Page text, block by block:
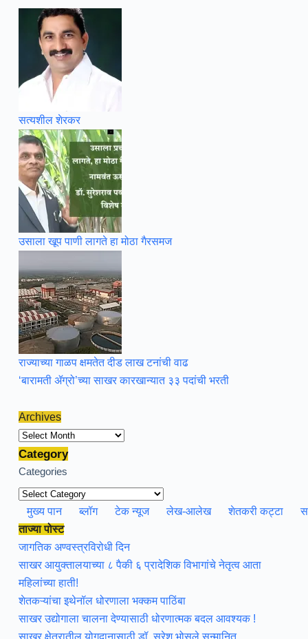
सत्यशील शेरकर
उसाला खूप पाणी लागते हा मोठा गैरसमज
राज्याच्या गाळप क्षमतेत दीड लाख टनांची वाढ
‘बारामती ॲग्रो’च्या साखर कारखान्यात ३३ पदांची भरती
Archives
Archives
Category
Categories
मुख्य पान ब्लॉग टेक न्यूज लेख-आलेख शेतकरी कट्टा
ताज्या पोस्ट
जागतिक अण्वस्त्रविरोधी दिन
साखर आयुक्तालयाच्या ८ पैकी ६ प्रादेशिक विभागांचे नेतृत्व आता
महिलांच्या हाती!
शेतकऱ्यांचा इथेनॉल धोरणाला भक्कम पाठिंबा
साखर उद्योगाला चालना देण्यासाठी धोरणात्मक बदल आवश्यक !